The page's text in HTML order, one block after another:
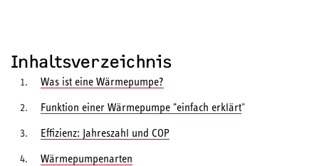
Inhaltsverzeichnis
Was ist eine Wärmepumpe?
Funktion einer Wärmepumpe "einfach erklärt"
Effizienz: Jahreszahl und COP
Wärmepumpenarten